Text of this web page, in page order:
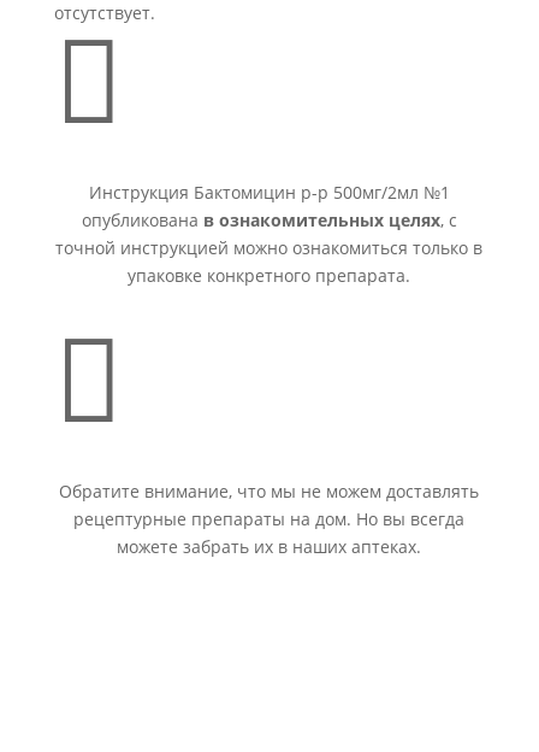
отсутствует.

Инструкция Бактомицин р-р 500мг/2мл №1
опубликована в ознакомительных целях, с
точной инструкцией можно ознакомиться только в
упаковке конкретного препарата.

Обратите внимание, что мы не можем доставлять
рецептурные препараты на дом. Но вы всегда
можете забрать их в наших аптеках.